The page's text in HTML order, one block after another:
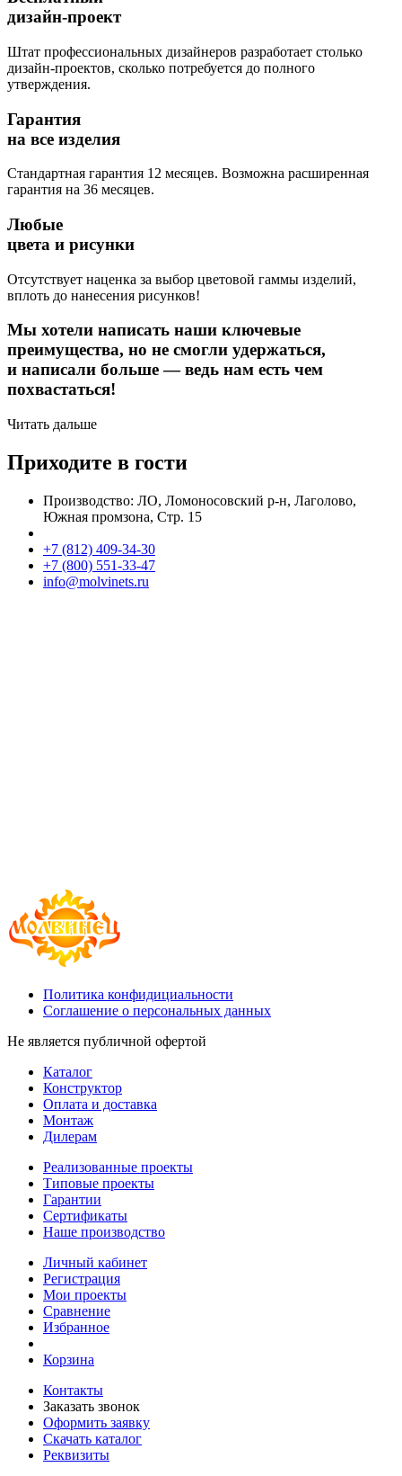
дизайн-проект
Штат профессиональных дизайнеров разработает столько
дизайн-проектов, сколько потребуется до полного
утверждения.
Гарантия
на все изделия
Стандартная гарантия 12 месяцев. Возможна расширенная
гарантия на 36 месяцев.
Любые
цвета и рисунки
Отсутствует наценка за выбор цветовой гаммы изделий,
вплоть до нанесения рисунков!
Мы хотели написать наши ключевые
преимущества, но не смогли удержаться,
и написали больше — ведь нам есть чем
похвастаться!
Читать дальше
Приходите в гости
Производство: ЛО, Ломоносовский р-н, Лаголово,
Южная промзона, Стр. 15
+7 (812) 409-34-30
+7 (800) 551-33-47
info@molvinets.ru
Политика конфидициальности
Соглашение о персональных данных
Не является публичной офертой
Каталог
Конструктор
Оплата и доставка
Монтаж
Дилерам
Реализованные проекты
Типовые проекты
Гарантии
Сертификаты
Наше производство
Личный кабинет
Регистрация
Мои проекты
Сравнение
Избранное
Корзина
Контакты
Заказать звонок
Оформить заявку
Скачать каталог
Реквизиты